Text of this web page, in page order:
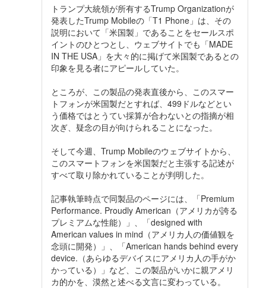
トランプ大統領が所有するTrump Organizationが
発表したTrump Mobileの「T1 Phone」は、その
説明において「米国製」であることをセールスポ
イントのひとつとし、ウェブサイトでも「MADE
IN THE USA」を大々的に掲げて米国製であるとの
印象を見る者にアピールしていた。
ところが、この製品の発表直後から、このスマー
トフォンが米国製だとすれば、499ドルなどとい
う価格ではとうてい採算が合わないとの指摘が相
次ぎ、疑念の目が向けられることになった。
そして今週、Trump Mobileのウェブサイトから、
このスマートフォンを米国製だと主張する記述が
すべて取り除かれていることが判明した。
記事執筆時点で同製品のページには、「Premium
Performance. Proudly American（アメリカが誇る
プレミアムな性能）」、「designed with
American values in mind（アメリカ人の価値観を
念頭に開発）」、「American hands behind every
device.（あらゆるデバイスにアメリカ人の手がか
かっている）」など、この製品がいかに親アメリ
カ的かを、漠然と述べる文言に変わっている。